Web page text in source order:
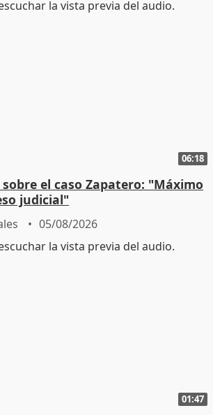
06:18
el caso Zapatero: "Máximo
judicial"
05/08/2026
01:47